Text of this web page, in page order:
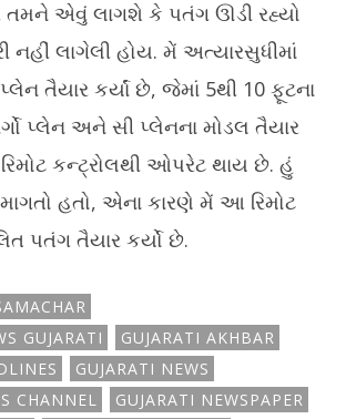
એવું લાગશે કે પતંગ ઊડી રહ્યો
નહીં લાગેલી હોય. મેં અત્યારસુધીમાં
તૈયાર કર્યાં છે, જેમાં 5થી 10 ફૂટના
પ્લેન અને સી પ્લેનના મોડલ તૈયાર
કન્ટ્રોલથી ઓપરેટ થાય છે. હું
હતો, એના કારણે મેં આ રિમોટ
પતંગ તૈયાર કર્યો છે.
GUJARATI
GUJARATI AKHBAR
GUJARATI NEWS
CHANNEL
GUJARATI NEWSPAPER